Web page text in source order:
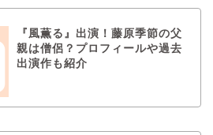
『風薫る』出演！藤原季節の父
親は僧侶？プロフィールや過去
出演作も紹介